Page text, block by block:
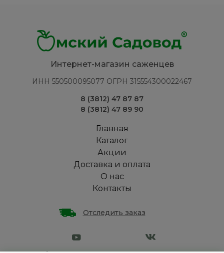
Интернет-магазин саженцев
ИНН 550500095077 ОГРН 315554300022467
8 (3812) 47 87 87
8 (3812) 47 89 90
Главная
Каталог
Акции
Доставка и оплата
О нас
Контакты
Отследить заказ